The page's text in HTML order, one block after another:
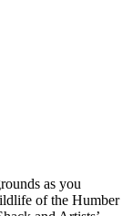
as you
of the Humber